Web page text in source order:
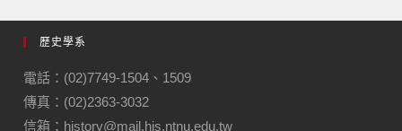
歷史學系
電話：(02)7749-1504、1509
傳真：(02)2363-3032
信箱：history@mail.his.ntnu.edu.tw